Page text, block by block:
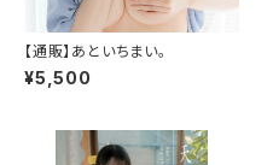
【通販】あといちまい。
¥5,500